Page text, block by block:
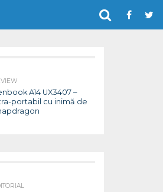
A14 UX3407 –
portabil cu inimă de